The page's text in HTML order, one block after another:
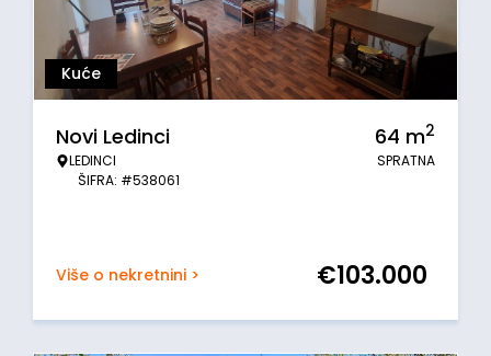
Kuće
Novi Ledinci
LEDINCI
ŠIFRA: #538061
64 m2
SPRATNA
Više o nekretnini > €103.000